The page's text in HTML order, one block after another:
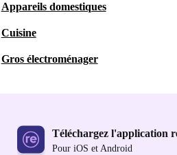
Appareils domestiques
Cuisine
Gros électroménager
Téléchargez l'application
Pour iOS et Android